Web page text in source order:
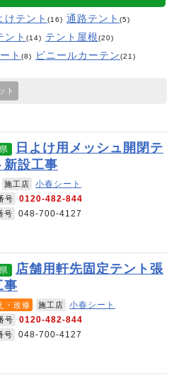
けテント (16) 通路テント (5)
ント (14) テント屋根(20)
ト (8) ビニールカーテン(21)
ト
日よけ用メッシュ開閉テ
新設工事
施工店 小春シート
号 0120-482-844
号 048-700-4127
店舗用軒先固定テント張
事
・改修 施工店 小春シート
号 0120-482-844
号 048-700-4127